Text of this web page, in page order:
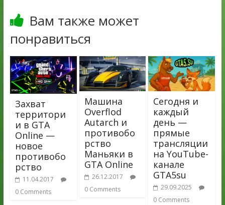
Вам также может
понравиться
Захват
территори
и в GTA
Online —
новое
противобо
рство
11.04.2017
0 Comments
Машина
Overflod
Autarch и
противобо
рство
Маньяки в
GTA Online
26.12.2017
0 Comments
Сегодня и
каждый
день —
прямые
трансляции
на YouTube-
канале
GTA5su
29.09.2025
0 Comments